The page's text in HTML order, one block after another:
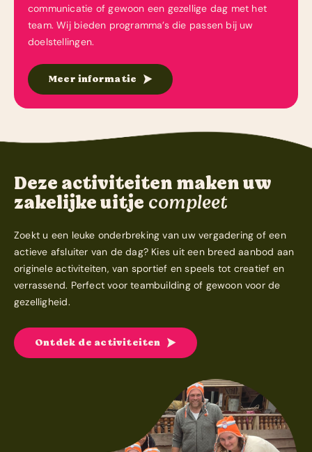
communicatie of gewoon een gezellige dag met het
team. Wij bieden programma’s die passen bij uw
doelstellingen.
Meer informatie
Deze activiteiten maken uw
zakelijke uitje compleet
Zoekt u een leuke onderbreking van uw vergadering of een
actieve afsluiter van de dag? Kies uit een breed aanbod aan
originele activiteiten, van sportief en speels tot creatief en
verrassend. Perfect voor teambuilding of gewoon voor de
gezelligheid.
Ontdek de activiteiten